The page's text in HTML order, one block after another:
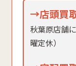
→店頭買
秋葉原店舗
曜定休）